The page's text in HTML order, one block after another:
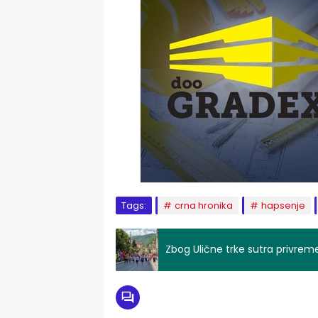
Tags: crna hronika hapsenje
Zbog Ulične trke sutra